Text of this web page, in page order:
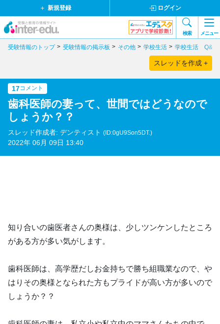
新規登録 ログイン
検索 メニュー
受験情報のトップ 受験情報の掲示板 その他 学校生活 学校生活 Q&A
スレッドを作成 +
17コメント
歯科医師の妻って、世間ではどうなので
しょうか？？
スレッド作成者: デンティスト (ID:0gU9Son5DT.)
2022年 06月 09日 13:40
知り合いの歯医者さんの奥様は、少しツンケンしたところ
がある方が多い気がします。
歯科医師は、高学歴だしお金持ちで勝ち組職業なので、や
はりその奥様となられた方もプライドが高い方が多いので
しょうか？？